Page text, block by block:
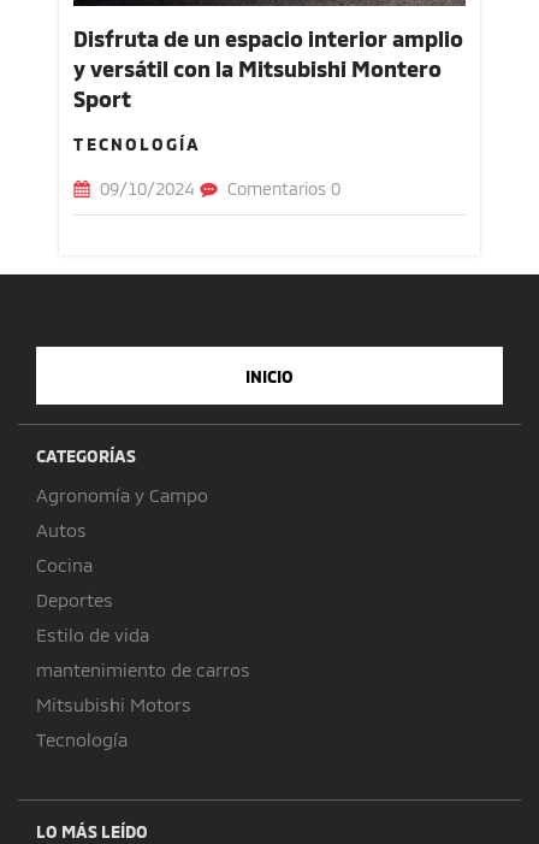
Disfruta de un espacio interior amplio
y versátil con la Mitsubishi Montero
Sport
TECNOLOGÍA
09/10/2024 Comentarios 0
INICIO
CATEGORÍAS
Agronomía y Campo
Autos
Cocina
Deportes
Estilo de vida
mantenimiento de carros
Mitsubishi Motors
Tecnología
LO MÁS LEÍDO